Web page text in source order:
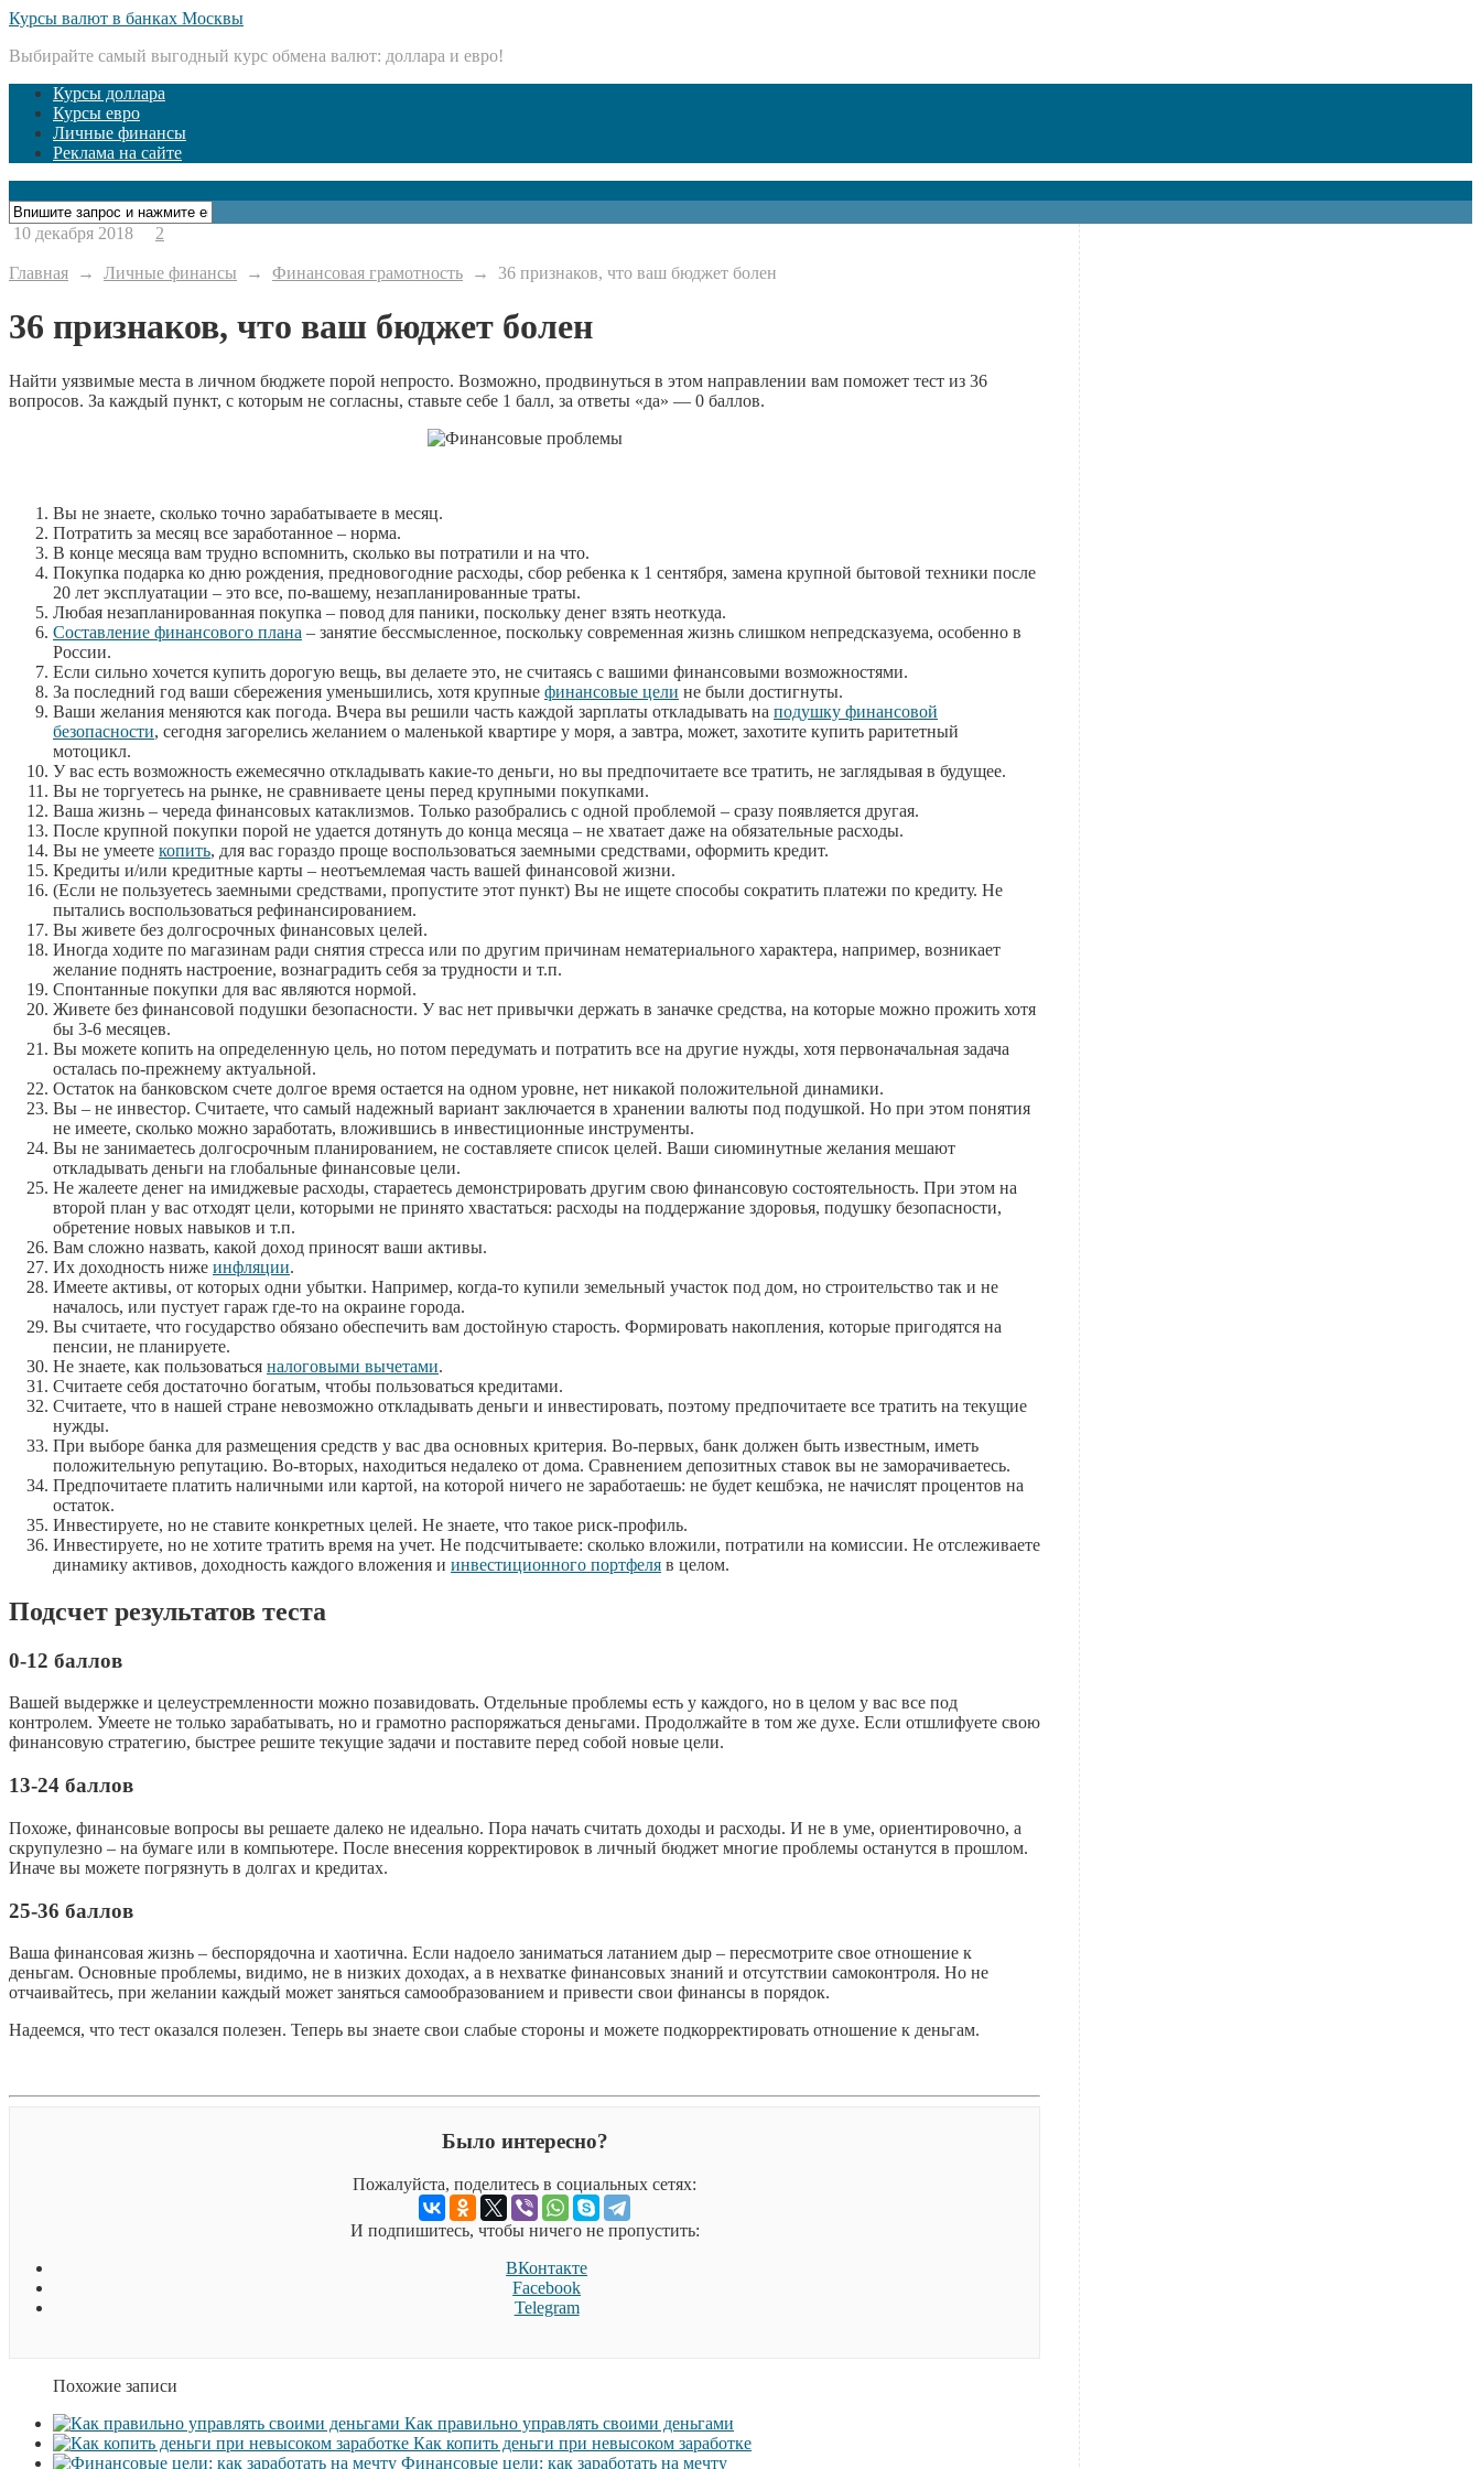
Курсы валют в банках Москвы
Выбирайте самый выгодный курс обмена валют: доллара и евро!
Курсы доллара
Курсы евро
Личные финансы
Реклама на сайте
10 декабря 2018 2
Главная → Личные финансы → Финансовая грамотность → 36 признаков, что ваш бюджет болен
36 признаков, что ваш бюджет болен
Найти уязвимые места в личном бюджете порой непросто. Возможно, продвинуться в этом направлении вам поможет тест из 36
вопросов. За каждый пункт, с которым не согласны, ставьте себе 1 балл, за ответы «да» — 0 баллов.
Вы не знаете, сколько точно зарабатываете в месяц.
Потратить за месяц все заработанное – норма.
В конце месяца вам трудно вспомнить, сколько вы потратили и на что.
Покупка подарка ко дню рождения, предновогодние расходы, сбор ребенка к 1 сентября, замена крупной бытовой техники после
20 лет эксплуатации – это все, по-вашему, незапланированные траты.
Любая незапланированная покупка – повод для паники, поскольку денег взять неоткуда.
Составление финансового плана – занятие бессмысленное, поскольку современная жизнь слишком непредсказуема, особенно в
России.
Если сильно хочется купить дорогую вещь, вы делаете это, не считаясь с вашими финансовыми возможностями.
За последний год ваши сбережения уменьшились, хотя крупные финансовые цели не были достигнуты.
Ваши желания меняются как погода. Вчера вы решили часть каждой зарплаты откладывать на подушку финансовой
безопасности, сегодня загорелись желанием о маленькой квартире у моря, а завтра, может, захотите купить раритетный
мотоцикл.
У вас есть возможность ежемесячно откладывать какие-то деньги, но вы предпочитаете все тратить, не заглядывая в будущее.
Вы не торгуетесь на рынке, не сравниваете цены перед крупными покупками.
Ваша жизнь – череда финансовых катаклизмов. Только разобрались с одной проблемой – сразу появляется другая.
После крупной покупки порой не удается дотянуть до конца месяца – не хватает даже на обязательные расходы.
Вы не умеете копить, для вас гораздо проще воспользоваться заемными средствами, оформить кредит.
Кредиты и/или кредитные карты – неотъемлемая часть вашей финансовой жизни.
(Если не пользуетесь заемными средствами, пропустите этот пункт) Вы не ищете способы сократить платежи по кредиту. Не
пытались воспользоваться рефинансированием.
Вы живете без долгосрочных финансовых целей.
Иногда ходите по магазинам ради снятия стресса или по другим причинам нематериального характера, например, возникает
желание поднять настроение, вознаградить себя за трудности и т.п.
Спонтанные покупки для вас являются нормой.
Живете без финансовой подушки безопасности. У вас нет привычки держать в заначке средства, на которые можно прожить хотя
бы 3-6 месяцев.
Вы можете копить на определенную цель, но потом передумать и потратить все на другие нужды, хотя первоначальная задача
осталась по-прежнему актуальной.
Остаток на банковском счете долгое время остается на одном уровне, нет никакой положительной динамики.
Вы – не инвестор. Считаете, что самый надежный вариант заключается в хранении валюты под подушкой. Но при этом понятия
не имеете, сколько можно заработать, вложившись в инвестиционные инструменты.
Вы не занимаетесь долгосрочным планированием, не составляете список целей. Ваши сиюминутные желания мешают
откладывать деньги на глобальные финансовые цели.
Не жалеете денег на имиджевые расходы, стараетесь демонстрировать другим свою финансовую состоятельность. При этом на
второй план у вас отходят цели, которыми не принято хвастаться: расходы на поддержание здоровья, подушку безопасности,
обретение новых навыков и т.п.
Вам сложно назвать, какой доход приносят ваши активы.
Их доходность ниже инфляции.
Имеете активы, от которых одни убытки. Например, когда-то купили земельный участок под дом, но строительство так и не
началось, или пустует гараж где-то на окраине города.
Вы считаете, что государство обязано обеспечить вам достойную старость. Формировать накопления, которые пригодятся на
пенсии, не планируете.
Не знаете, как пользоваться налоговыми вычетами.
Считаете себя достаточно богатым, чтобы пользоваться кредитами.
Считаете, что в нашей стране невозможно откладывать деньги и инвестировать, поэтому предпочитаете все тратить на текущие
нужды.
При выборе банка для размещения средств у вас два основных критерия. Во-первых, банк должен быть известным, иметь
положительную репутацию. Во-вторых, находиться недалеко от дома. Сравнением депозитных ставок вы не заморачиваетесь.
Предпочитаете платить наличными или картой, на которой ничего не заработаешь: не будет кешбэка, не начислят процентов на
остаток.
Инвестируете, но не ставите конкретных целей. Не знаете, что такое риск-профиль.
Инвестируете, но не хотите тратить время на учет. Не подсчитываете: сколько вложили, потратили на комиссии. Не отслеживаете
динамику активов, доходность каждого вложения и инвестиционного портфеля в целом.
Подсчет результатов теста
0-12 баллов
Вашей выдержке и целеустремленности можно позавидовать. Отдельные проблемы есть у каждого, но в целом у вас все под
контролем. Умеете не только зарабатывать, но и грамотно распоряжаться деньгами. Продолжайте в том же духе. Если отшлифуете свою
финансовую стратегию, быстрее решите текущие задачи и поставите перед собой новые цели.
13-24 баллов
Похоже, финансовые вопросы вы решаете далеко не идеально. Пора начать считать доходы и расходы. И не в уме, ориентировочно, а
скрупулезно – на бумаге или в компьютере. После внесения корректировок в личный бюджет многие проблемы останутся в прошлом.
Иначе вы можете погрязнуть в долгах и кредитах.
25-36 баллов
Ваша финансовая жизнь – беспорядочна и хаотична. Если надоело заниматься латанием дыр – пересмотрите свое отношение к
деньгам. Основные проблемы, видимо, не в низких доходах, а в нехватке финансовых знаний и отсутствии самоконтроля. Но не
отчаивайтесь, при желании каждый может заняться самообразованием и привести свои финансы в порядок.
Надеемся, что тест оказался полезен. Теперь вы знаете свои слабые стороны и можете подкорректировать отношение к деньгам.
Было интересно?
Пожалуйста, поделитесь в социальных сетях:
И подпишитесь, чтобы ничего не пропустить:
ВКонтакте
Facebook
Telegram
Похожие записи
Как правильно управлять своими деньгами
Как копить деньги при невысоком заработке
Финансовые цели: как заработать на мечту